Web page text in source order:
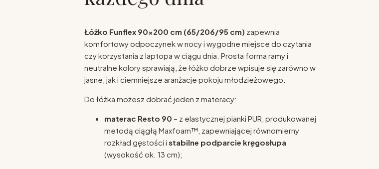
Łóżko Funflex 90x200 cm (65/206/95 cm) zapewnia
komfortowy odpoczynek w nocy i wygodne miejsce do czytania
czy korzystania z laptopa w ciągu dnia. Prosta forma ramy i
neutralne kolory sprawiają, że łóżko dobrze wpisuje się zarówno w
jasne, jak i ciemniejsze aranżacje pokoju młodzieżowego.
Do łóżka możesz dobrać jeden z materacy:
materac Resto 90 – z elastycznej pianki PUR, produkowanej
metodą ciągłą Maxfoam™, zapewniającej równomierny
rozkład gęstości i stabilne podparcie kręgosłupa
(wysokość ok. 13 cm);